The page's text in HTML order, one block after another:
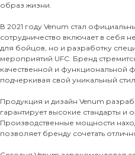
образ жизни.
В 2021 году Venum стал
сотрудничество включает в себя
для бойцов, но и разработку
мероприятий UFC. Бренд
качественной и
подчеркивая свой уникальный
Продукция и дизайн Venum
гарантирует высокие стандарты и
Производственные мощности
позволяет бренду сочетать